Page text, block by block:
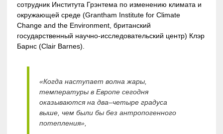
сотрудник Института Грэнтема по изменению климата и
окружающей среде (Grantham Institute for Climate
Change and the Environment, британский
государственный научно-исследовательский центр) Клэр
Барнс (Clair Barnes).
«Когда наступает волна жары,
температуры в Европе сегодня
оказываются на два–четыре градуса
выше, чем были бы без антропогенного
потепления»,